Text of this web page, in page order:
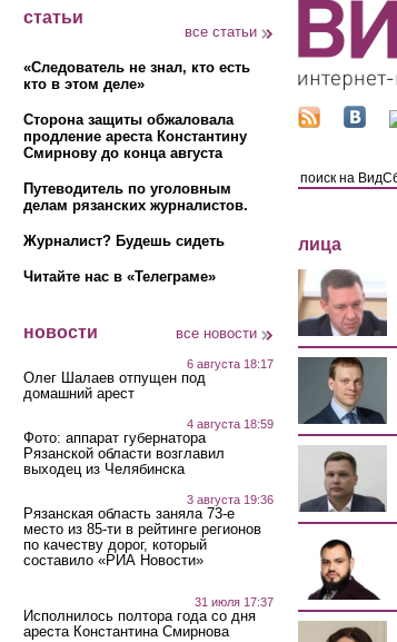
статьи
все статьи
«Следователь не знал, кто есть
кто в этом деле»
Сторона защиты обжаловала
продление ареста Константину
Смирнову до конца августа
Путеводитель по уголовным
делам рязанских журналистов.
Журналист? Будешь сидеть
Читайте нас в «Телеграме»
новости все новости
6 августа 18:17
Олег Шалаев отпущен под
домашний арест
4 августа 18:59
Фото: аппарат губернатора
Рязанской области возглавил
выходец из Челябинска
3 августа 19:36
Рязанская область заняла 73-е
место из 85-ти в рейтинге регионов
по качеству дорог, который
составило «РИА Новости»
31 июля 17:37
Исполнилось полтора года со дня
ареста Константина Смирнова
лица